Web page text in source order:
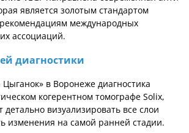
является золотым стандартом
международных
ассоциаций.
диагностики
в Воронеже диагностика
когерентном томографе Solix,
детально визуализировать все слои
изменения на самой ранней стадии.